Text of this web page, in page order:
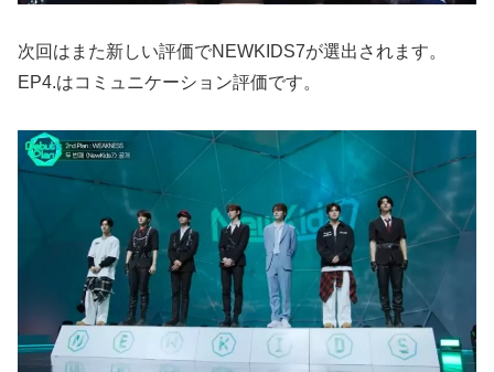
次回はまた新しい評価でNEWKIDS7が選出されます。
EP4.はコミュニケーション評価です。